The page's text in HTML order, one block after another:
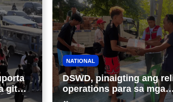
gitna
NATIONAL
DSWD, pinaigting ang
operations para sa mga
apektado ng habagat at